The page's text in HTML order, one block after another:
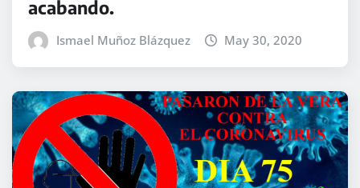
acabando.
Ismael Muñoz Blázquez May 30, 2020